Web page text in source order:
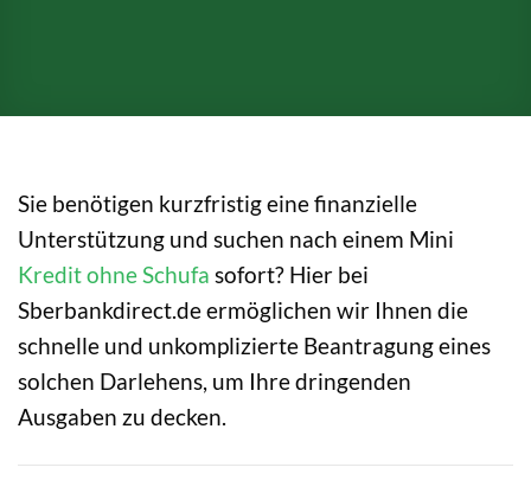
Sie benötigen kurzfristig eine finanzielle
Unterstützung und suchen nach einem Mini
Kredit ohne Schufa sofort? Hier bei
Sberbankdirect.de ermöglichen wir Ihnen die
schnelle und unkomplizierte Beantragung eines
solchen Darlehens, um Ihre dringenden
Ausgaben zu decken.